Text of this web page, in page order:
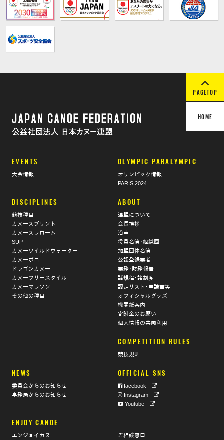
PAGETOP
HOME
EVENTS OLYMPIC PARALYMPIC
大会情報
オリンピック情報
PARIS 2024
DISCIPLINES ABOUT
競技種目
連盟について
カヌースプリント
会長挨拶
カヌースラローム
沿革
SUP
役員名簿･組織図
カヌーワイルドウォーター
加盟団体名簿
カヌーポロ
公認登録業者
ドラゴンカヌー
業務･財務報告
カヌーフリースタイル
諸規程･諸制度
カヌーマラソン
認定リスト･申請書等
その他の種目
オフィシャルグッズ
機関紙案内
寄附金のお願い
個人情報の共同利用
COMPETITION RULES
競技規則
NEWS OFFICIAL SNS
委員会からのお知らせ
facebook
事務局からのお知らせ
Instagram
Youtube
ENJOY CANOE
エンジョイカヌー ご相談窓口